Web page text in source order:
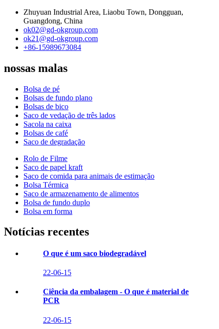
Zhuyuan Industrial Area, Liaobu Town, Dongguan,
Guangdong, China
ok02@gd-okgroup.com
ok21@gd-okgroup.com
+86-15989673084
nossas malas
Bolsa de pé
Bolsas de fundo plano
Bolsas de bico
Saco de vedação de três lados
Sacola na caixa
Bolsas de café
Saco de degradação
Rolo de Filme
Saco de papel kraft
Saco de comida para animais de estimação
Bolsa Térmica
Saco de armazenamento de alimentos
Bolsa de fundo duplo
Bolsa em forma
Notícias recentes
O que é um saco biodegradável
22-06-15
Ciência da embalagem - O que é material de
PCR
22-06-15